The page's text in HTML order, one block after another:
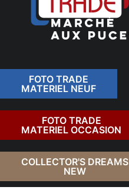
FOTO TRADE
MATERIEL NEUF
FOTO TRADE
MATERIEL OCCASION
COLLECTOR'S DREAMS
NEW
RETOUR